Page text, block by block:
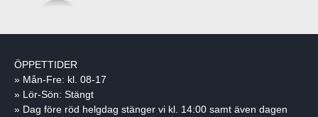
ÖPPETTIDER
» Mån-Fre: kl. 08-17
» Lör-Sön: Stängt
» Dag före röd helgdag stänger vi kl. 14:00 samt även dagen